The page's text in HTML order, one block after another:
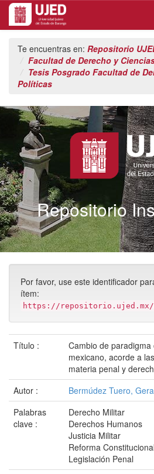
navigation
Te encuentras en: Repositorio
Facultad de Derecho y
Tesis Posgrado Facultad de
Políticas
Repositorio
Por favor, use este identificador
ítem:
https://repositorio.ujed.mx/
Título :
Cambio de
mexicano, acorde a
materia penal y
Autor :
Bermúdez Tuero,
Palabras
clave :
Derecho Militar
Derechos Humanos
Justicia Militar
Reforma Constitucional
Legislación Penal